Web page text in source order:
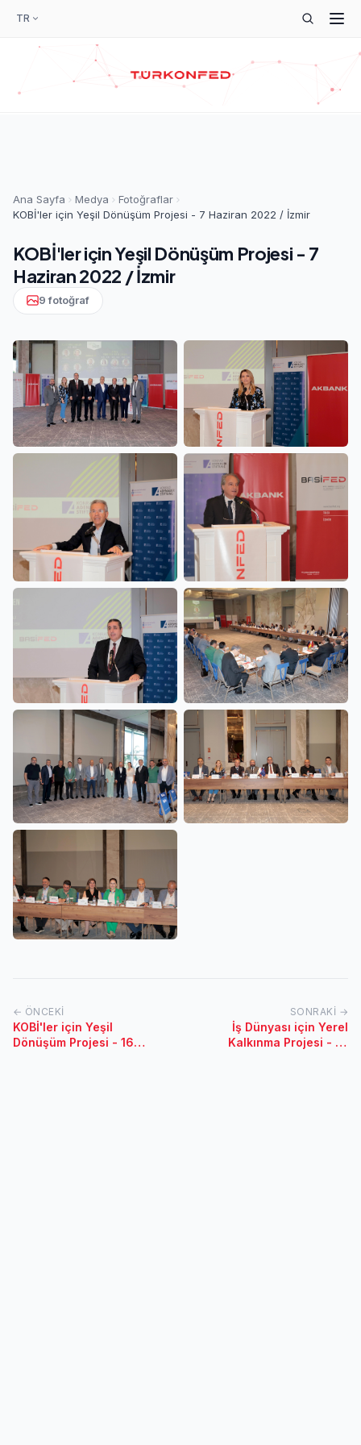
TR
Ana Sayfa Medya
Fotoğraflar
KOBİ'ler için Yeşil Dönüşüm Projesi - 7 Haziran 2022 / İzmir
KOBİ'ler için Yeşil Dönüşüm Projesi - 7
Haziran 2022 / İzmir
9 fotoğraf
← ÖNCEKI
KOBİ'ler için Yeşil
Dönüşüm Projesi - 16
SONRAKI →
İş Dünyası için Yerel
Kalkınma Projesi - 14